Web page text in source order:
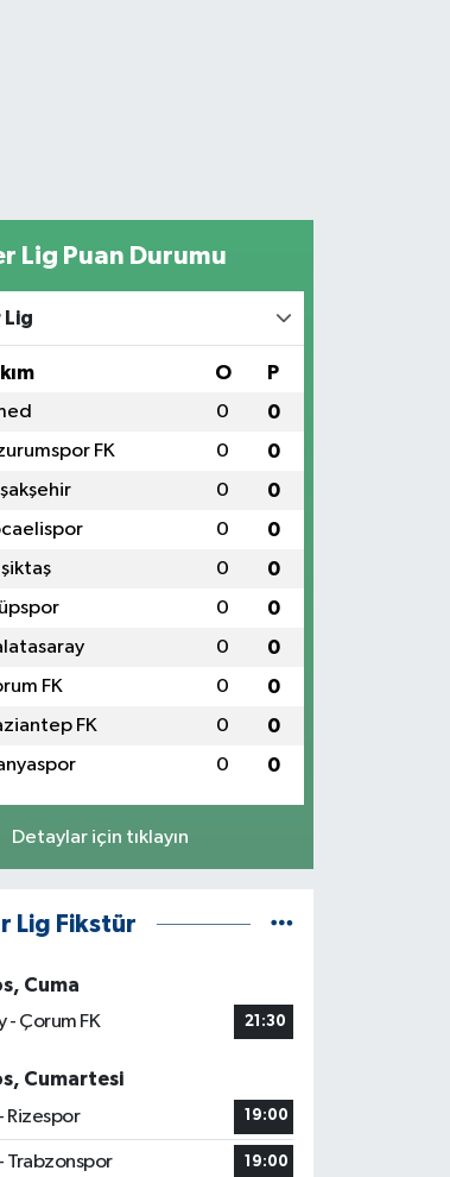
Lig Puan Durumu
Lig
O P
0 0
FK 0 0
0 0
0 0
0 0
0 0
0 0
FK 0 0
FK 0 0
0 0
Detaylar için tıklayın
Lig Fikstür
Cuma
- Çorum FK
21:30
Cumartesi
Rizespor
19:00
Trabzonspor 19:00